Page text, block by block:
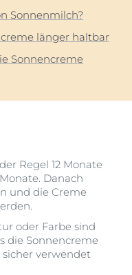
Sonnenmilch?
länger haltbar
Sonnencreme
Regel 12 Monate
Danach
und die Creme
oder Farbe sind
die Sonnencreme
verwendet